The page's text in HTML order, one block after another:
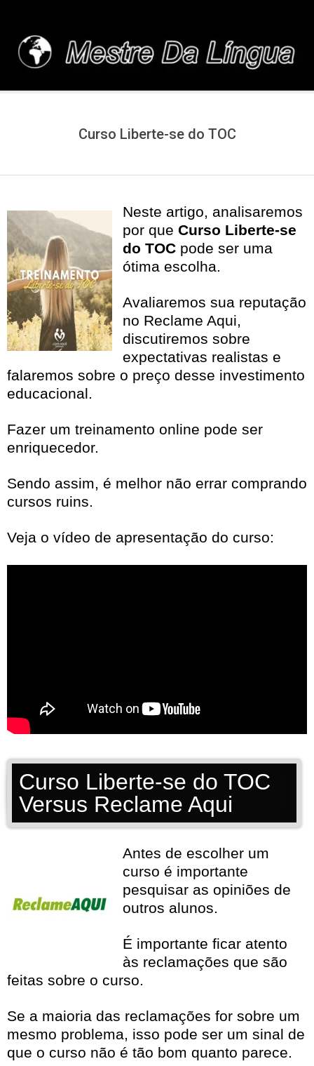
content
Curso Liberte-se do TOC
Neste artigo, analisaremos
por que Curso Liberte-se
do TOC pode ser uma
ótima escolha.
Avaliaremos sua reputação
no Reclame Aqui,
discutiremos sobre
expectativas realistas e
falaremos sobre o preço desse investimento
educacional.
Fazer um treinamento online pode ser
enriquecedor.
Sendo assim, é melhor não errar comprando
cursos ruins.
Veja o vídeo de apresentação do curso:
Curso Liberte-se do TOC
Versus Reclame Aqui
Antes de escolher um
curso é importante
pesquisar as opiniões de
outros alunos.
É importante ficar atento
às reclamações que são
feitas sobre o curso.
Se a maioria das reclamações for sobre um
mesmo problema, isso pode ser um sinal de
que o curso não é tão bom quanto parece.